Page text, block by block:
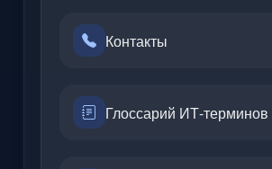
Контакты
Глоссарий ИТ-терминов